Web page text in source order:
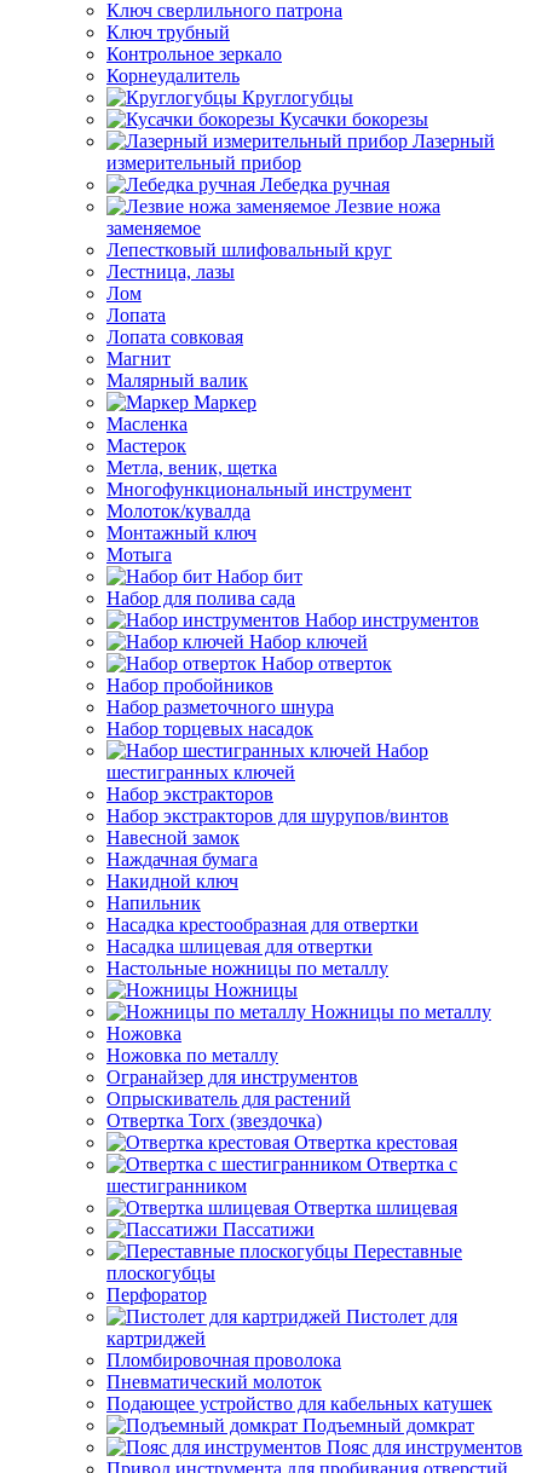
Ключ сверлильного патрона
Ключ трубный
Контрольное зеркало
Корнеудалитель
Круглогубцы
Кусачки бокорезы
Лазерный
измерительный прибор
Лебедка ручная
Лезвие ножа
заменяемое
Лепестковый шлифовальный круг
Лестница, лазы
Лом
Лопата
Лопата совковая
Магнит
Малярный валик
Маркер
Масленка
Мастерок
Метла, веник, щетка
Многофункциональный инструмент
Молоток/кувалда
Монтажный ключ
Мотыга
Набор бит
Набор для полива сада
Набор инструментов
Набор ключей
Набор отверток
Набор пробойников
Набор разметочного шнура
Набор торцевых насадок
Набор
шестигранных ключей
Набор экстракторов
Набор экстракторов для шурупов/винтов
Навесной замок
Наждачная бумага
Накидной ключ
Напильник
Насадка крестообразная для отвертки
Насадка шлицевая для отвертки
Настольные ножницы по металлу
Ножницы
Ножницы по металлу
Ножовка
Ножовка по металлу
Огранайзер для инструментов
Опрыскиватель для растений
Отвертка Torx (звездочка)
Отвертка крестовая
Отвертка с
шестигранником
Отвертка шлицевая
Пассатижи
Переставные
плоскогубцы
Перфоратор
Пистолет для
картриджей
Пломбировочная проволока
Пневматический молоток
Подающее устройство для кабельных катушек
Подъемный домкрат
Пояс для инструментов
Привод инструмента для пробивания отверстий